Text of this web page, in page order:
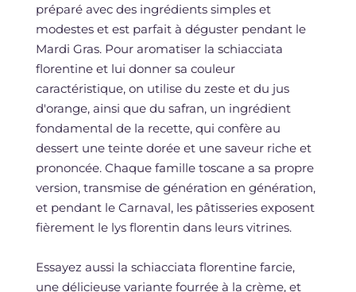
préparé avec des ingrédients simples et
modestes et est parfait à déguster pendant le
Mardi Gras. Pour aromatiser la schiacciata
florentine et lui donner sa couleur
caractéristique, on utilise du zeste et du jus
d'orange, ainsi que du safran, un ingrédient
fondamental de la recette, qui confère au
dessert une teinte dorée et une saveur riche et
prononcée. Chaque famille toscane a sa propre
version, transmise de génération en génération,
et pendant le Carnaval, les pâtisseries exposent
fièrement le lys florentin dans leurs vitrines.
Essayez aussi la schiacciata florentine farcie,
une délicieuse variante fourrée à la crème, et